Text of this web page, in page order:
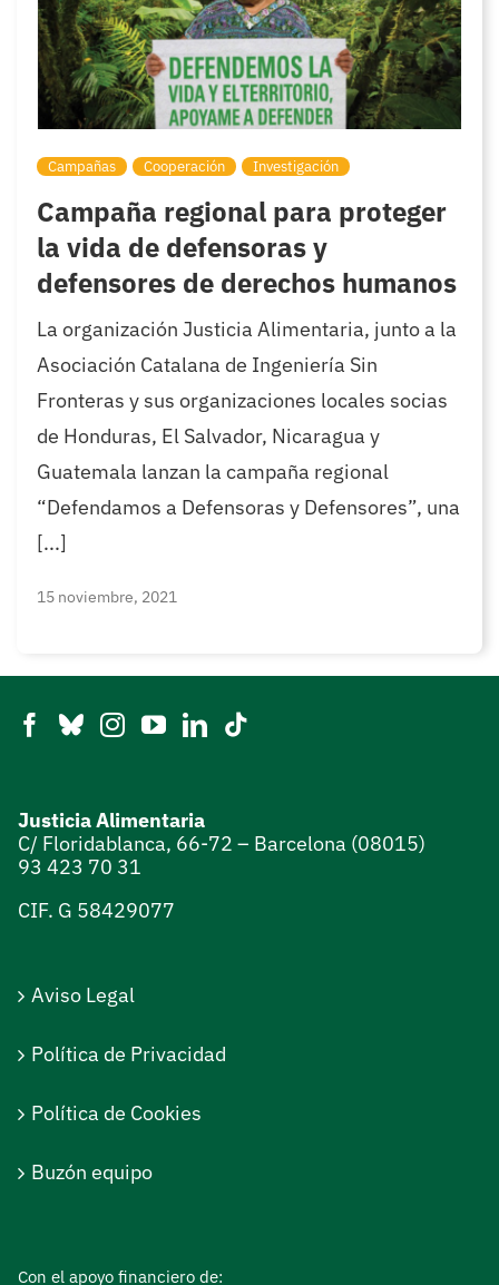
Campañas Cooperación Investigación
Campaña regional para proteger
la vida de defensoras y
defensores de derechos humanos
La organización Justicia Alimentaria, junto a la
Asociación Catalana de Ingeniería Sin
Fronteras y sus organizaciones locales socias
de Honduras, El Salvador, Nicaragua y
Guatemala lanzan la campaña regional
“Defendamos a Defensoras y Defensores”, una
[...]
15 noviembre, 2021
Justicia Alimentaria
C/ Floridablanca, 66-72 – Barcelona (08015)
93 423 70 31
CIF. G 58429077
Aviso Legal
Política de Privacidad
Política de Cookies
Buzón equipo
Con el apoyo financiero de: